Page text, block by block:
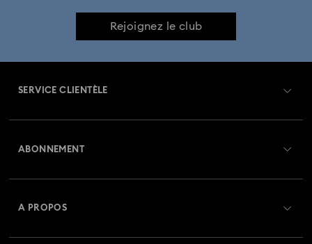
Rejoignez le club
SERVICE CLIENTÈLE
ABONNEMENT
A PROPOS